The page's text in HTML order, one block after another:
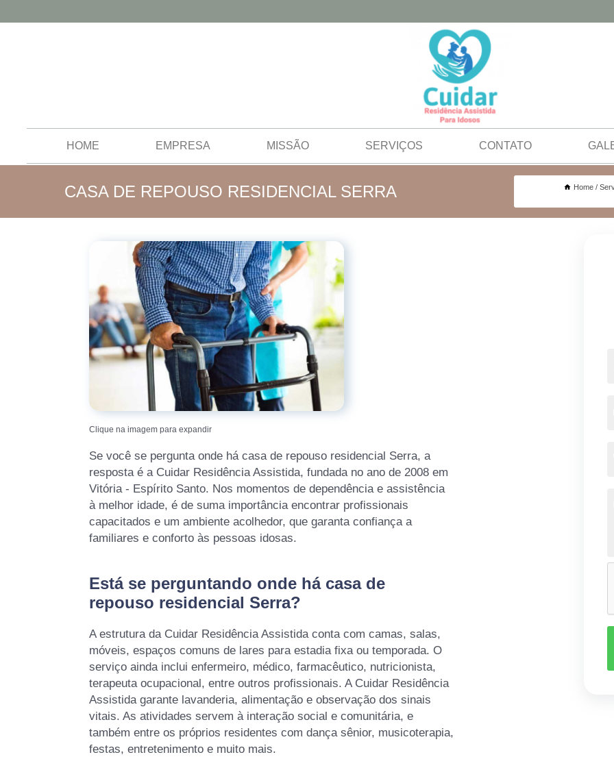
HOME EMPRESA MISSÃO SERVIÇOS CONTATO
CASA DE REPOUSO RESIDENCIAL SERRA Home
Clique na imagem para expandir
Se você se pergunta onde há casa de repouso residencial Serra, a
resposta é a Cuidar Residência Assistida, fundada no ano de 2008 em
Vitória - Espírito Santo. Nos momentos de dependência e assistência
à melhor idade, é de suma importância encontrar profissionais
capacitados e um ambiente acolhedor, que garanta confiança a
familiares e conforto às pessoas idosas.
Está se perguntando onde há casa de
repouso residencial Serra?
A estrutura da Cuidar Residência Assistida conta com camas, salas,
móveis, espaços comuns de lares para estadia fixa ou temporada. O
serviço ainda inclui enfermeiro, médico, farmacêutico, nutricionista,
terapeuta ocupacional, entre outros profissionais. A Cuidar Residência
Assistida garante lavanderia, alimentação e observação dos sinais
vitais. As atividades servem à interação social e comunitária, e
também entre os próprios residentes com dança sênior, musicoterapia,
festas, entretenimento e muito mais.